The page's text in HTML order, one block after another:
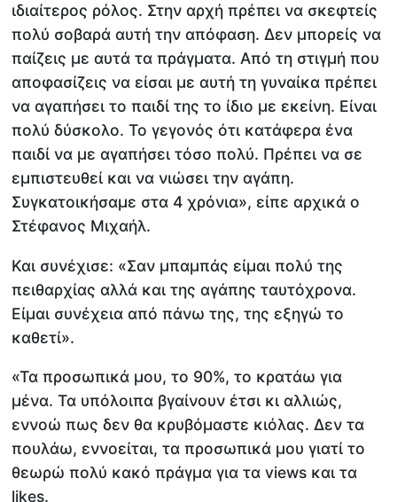
ιδιαίτερος ρόλος. Στην αρχή πρέπει να σκεφτείς
πολύ σοβαρά αυτή την απόφαση. Δεν μπορείς να
παίζεις με αυτά τα πράγματα. Από τη στιγμή που
αποφασίζεις να είσαι με αυτή τη γυναίκα πρέπει
να αγαπήσει το παιδί της το ίδιο με εκείνη. Είναι
πολύ δύσκολο. Το γεγονός ότι κατάφερα ένα
παιδί να με αγαπήσει τόσο πολύ. Πρέπει να σε
εμπιστευθεί και να νιώσει την αγάπη.
Συγκατοικήσαμε στα 4 χρόνια», είπε αρχικά ο
Στέφανος Μιχαήλ.
Και συνέχισε: «Σαν μπαμπάς είμαι πολύ της
πειθαρχίας αλλά και της αγάπης ταυτόχρονα.
Είμαι συνέχεια από πάνω της, της εξηγώ το
καθετί».
«Τα προσωπικά μου, το 90%, το κρατάω για
μένα. Τα υπόλοιπα βγαίνουν έτσι κι αλλιώς,
εννοώ πως δεν θα κρυβόμαστε κιόλας. Δεν τα
πουλάω, εννοείται, τα προσωπικά μου γιατί το
θεωρώ πολύ κακό πράγμα για τα views και τα
likes.